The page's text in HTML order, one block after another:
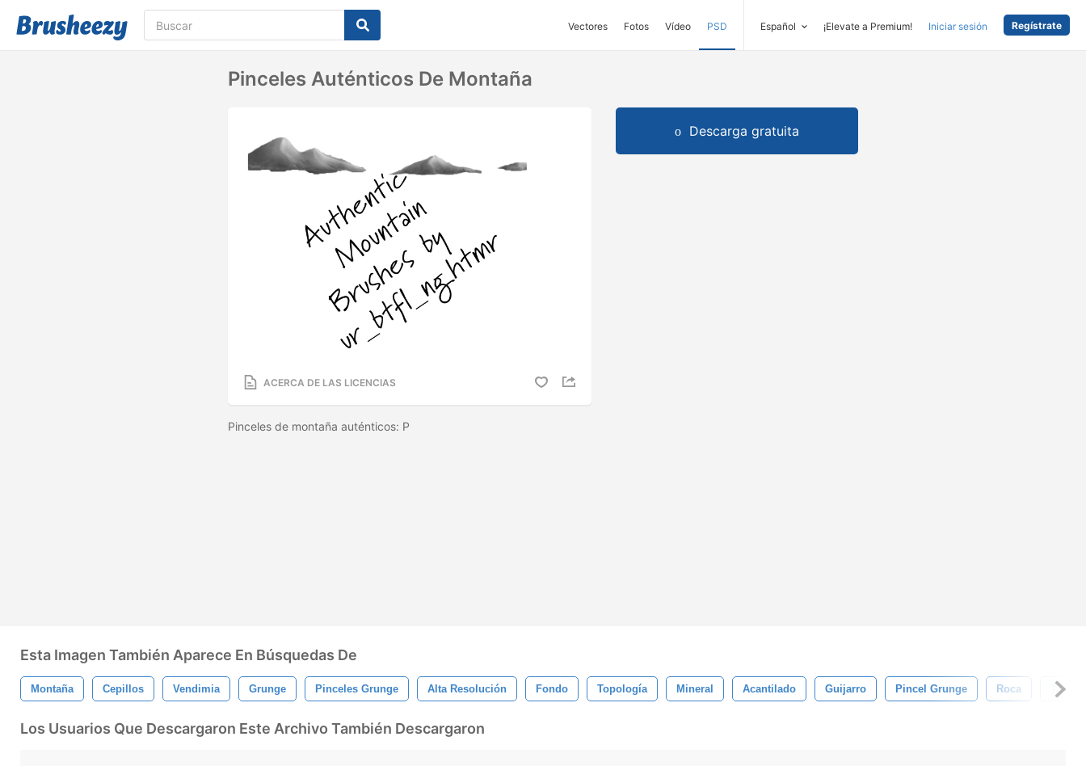
Vectores Fotos Vídeo PSD Español ¡Elevate a Premium! Iniciar sesión Regístrate
Pinceles Auténticos De Montaña
ACERCA DE LAS LICENCIAS
Pinceles de montaña auténticos: P
Descarga gratuita
Esta Imagen También Aparece En Búsquedas De
Montaña Cepillos Vendimia Grunge Pinceles Grunge Alta Resolución Fondo Topología Mineral Acantilado Guijarro Pincel Grunge Roca
Los Usuarios Que Descargaron Este Archivo También Descargaron